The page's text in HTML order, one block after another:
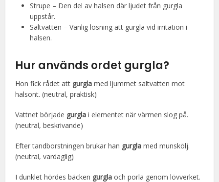
Strupe – Den del av halsen där ljudet från gurgla
uppstår.
Saltvatten – Vanlig lösning att gurgla vid irritation i
halsen.
Hur används ordet gurgla?
Hon fick rådet att gurgla med ljummet saltvatten mot
halsont. (neutral, praktisk)
Vattnet började gurgla i elementet när värmen slog på.
(neutral, beskrivande)
Efter tandborstningen brukar han gurgla med munskölj.
(neutral, vardaglig)
I dunklet hördes bäcken gurgla och porla genom lövverket.